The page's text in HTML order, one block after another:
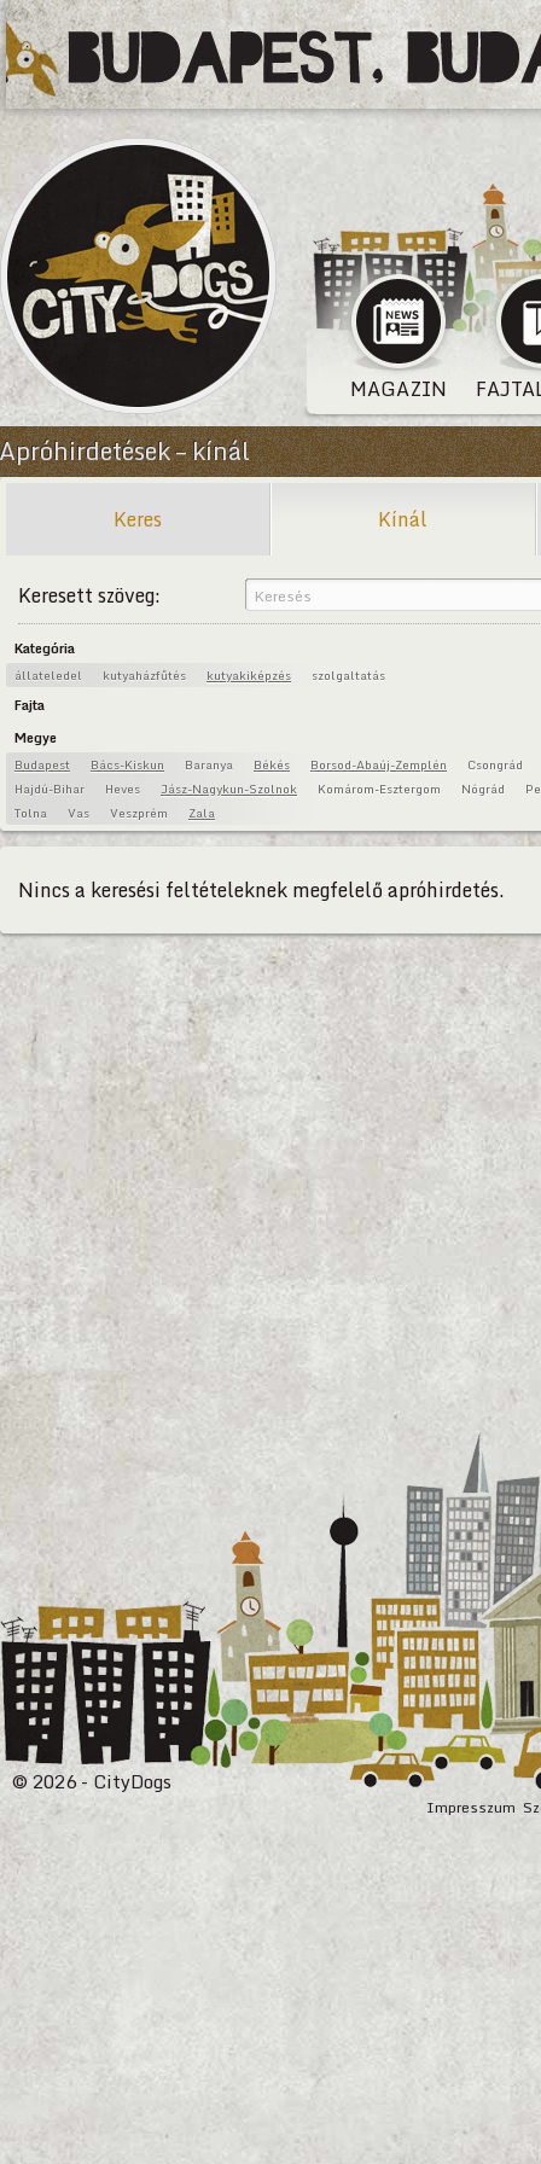
MAGAZIN
Apróhirdetések – kínál
Keres Kínál
Keresett szöveg:
Kategória
állateledel kutyaházfűtés kutyakiképzés szolgaltatás
Fajta
Megye
Budapest Bács-Kiskun Baranya Békés Borsod-Abaúj-Zemplén
Csongrád
Hajdú-Bihar
Heves Jász-Nagykun-Szolnok Komárom-Esztergom Nógrád
Tolna
Vas Veszprém Zala
Nincs a keresési feltételeknek megfelelő apróhirdetés.
Impresszum
© 2026 - CityDogs